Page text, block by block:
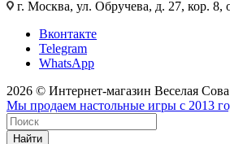
г. Москва, ул. Обручева, д. 27, кор. 8,
Вконтакте
Telegram
WhatsApp
2026 © Интернет-магазин Веселая Сова
Мы продаем настольные игры с 2013
Найти